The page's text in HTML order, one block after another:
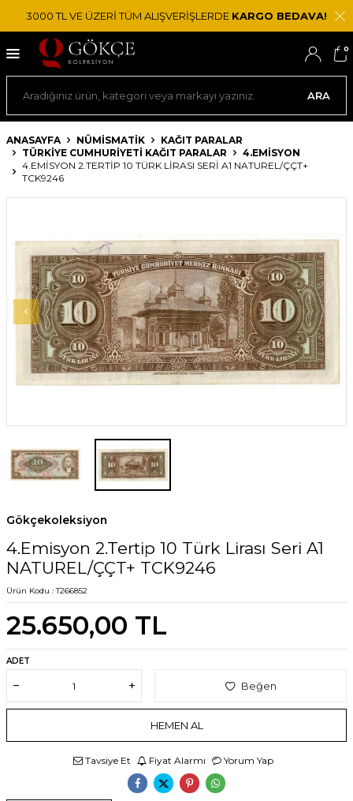
3000 TL VE ÜZERİ TÜM ALIŞVERİŞLERDE KARGO BEDAVA!
ARA
0
ANASAYFA NÜMİSMATİK
KAĞIT PARALAR
TÜRKIYE CUMHURIYETI KAĞIT PARALAR
4.EMISYON
4.EMISYON 2.TERTIP 10 TÜRK LIRASI SERI A1 NATUREL/ÇÇT+
TCK9246
Gökçekoleksiyon
4.Emisyon 2.Tertip 10 Türk Lirası Seri A1
NATUREL/ÇÇT+ TCK9246
Ürün Kodu :T266852
25.650,00 TL
ADET
Beğen
HEMEN AL
Tavsiye Et Fiyat Alarmı Yorum Yap